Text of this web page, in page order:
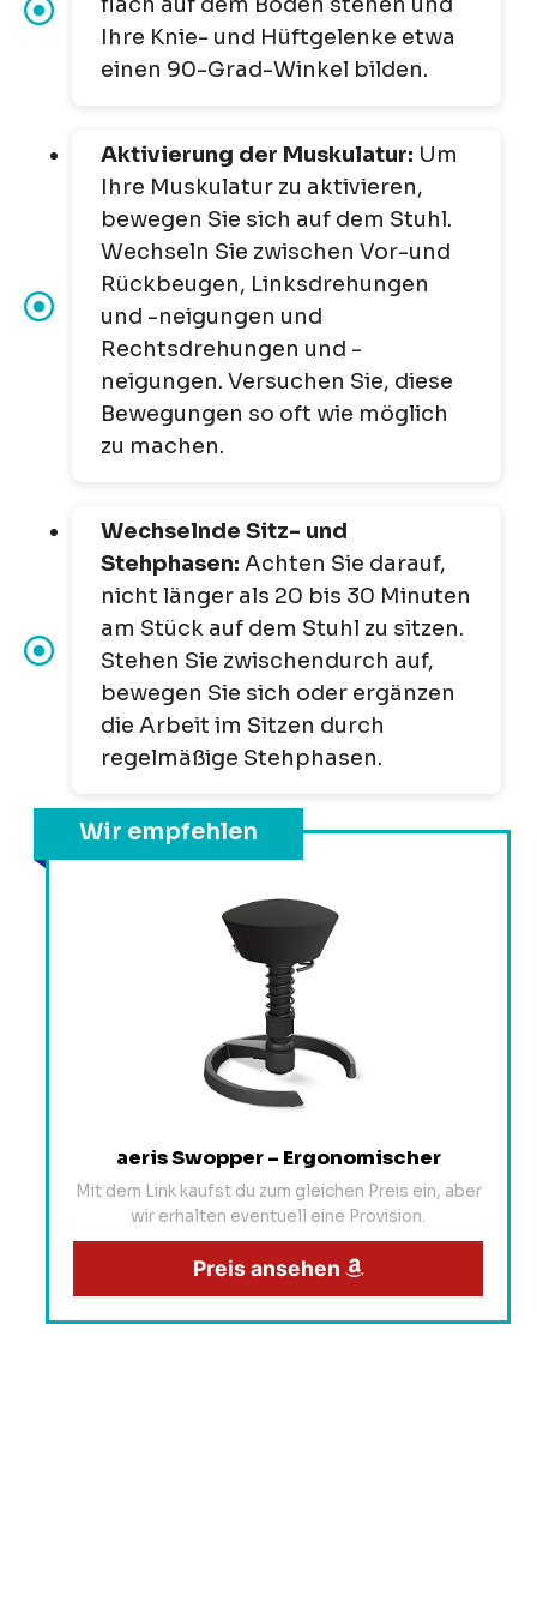
Ihre Knie- und Hüftgelenke etwa
einen 90-Grad-Winkel bilden.
Aktivierung der Muskulatur: Um
Ihre Muskulatur zu aktivieren,
bewegen Sie sich auf dem Stuhl.
Wechseln Sie zwischen Vor-und
Rückbeugen, Linksdrehungen
und -neigungen und
Rechtsdrehungen und -
neigungen. Versuchen Sie, diese
Bewegungen so oft wie möglich
zu machen.
Wechselnde Sitz- und
Stehphasen: Achten Sie darauf,
nicht länger als 20 bis 30 Minuten
am Stück auf dem Stuhl zu sitzen.
Stehen Sie zwischendurch auf,
bewegen Sie sich oder ergänzen
die Arbeit im Sitzen durch
regelmäßige Stehphasen.
Wir empfehlen
aeris Swopper – Ergonomischer
Mit dem Link kaufst du zum gleichen Preis ein, aber
wir erhalten eventuell eine Provision.
Preis ansehen